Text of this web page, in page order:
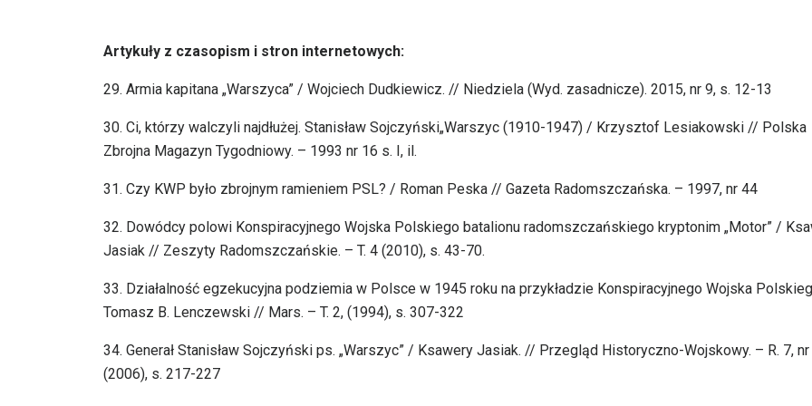
Artykuły z czasopism i stron internetowych:
29. Armia kapitana „Warszyca” / Wojciech Dudkiewicz. // Niedziela (Wyd. zasadnicze). 2015, nr 9, s. 12-13
30. Ci, którzy walczyli najdłużej. Stanisław Sojczyński„Warszyc (1910-1947) / Krzysztof Lesiakowski // Polska
Zbrojna Magazyn Tygodniowy. – 1993 nr 16 s. I, il.
31. Czy KWP było zbrojnym ramieniem PSL? / Roman Peska // Gazeta Radomszczańska. – 1997, nr 44
32. Dowódcy polowi Konspiracyjnego Wojska Polskiego batalionu radomszczańskiego kryptonim „Motor” /
Jasiak // Zeszyty Radomszczańskie. – T. 4 (2010), s. 43-70.
33. Działalność egzekucyjna podziemia w Polsce w 1945 roku na przykładzie Konspiracyjnego Wojska
Tomasz B. Lenczewski // Mars. – T. 2, (1994), s. 307-322
34. Generał Stanisław Sojczyński ps. „Warszyc” / Ksawery Jasiak. // Przegląd Historyczno-Wojskowy. – R. 7, nr
(2006), s. 217-227